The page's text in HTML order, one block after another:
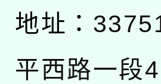
地址：
平西路一段